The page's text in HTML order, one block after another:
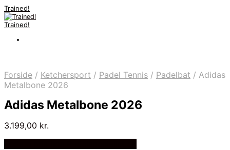
Trained!
Trained!
Forside / Ketchersport / Padel Tennis / Padelbat / Adidas
Metalbone 2026
Adidas Metalbone 2026
3.199,00 kr.